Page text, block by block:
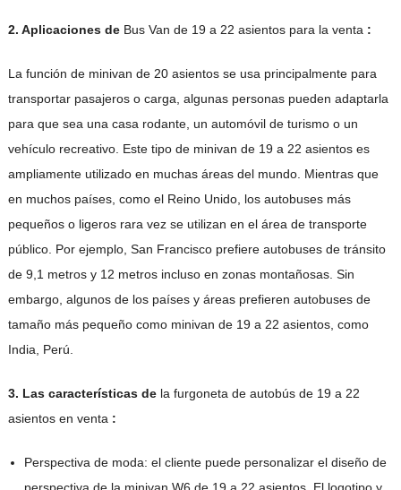
2. Aplicaciones deBus Van de 19 a 22 asientos para la venta :
La función de minivan de 20 asientos se usa principalmente para
transportar pasajeros o carga, algunas personas pueden adaptarla
para que sea una casa rodante, un automóvil de turismo o un
vehículo recreativo. Este tipo de minivan de 19 a 22 asientos es
ampliamente utilizado en muchas áreas del mundo. Mientras que
en muchos países, como el Reino Unido, los autobuses más
pequeños o ligeros rara vez se utilizan en el área de transporte
público. Por ejemplo, San Francisco prefiere autobuses de tránsito
de 9,1 metros y 12 metros incluso en zonas montañosas. Sin
embargo, algunos de los países y áreas prefieren autobuses de
tamaño más pequeño como minivan de 19 a 22 asientos, como
India, Perú.
3. Las características dela furgoneta de autobús de 19 a 22
asientos en venta :
Perspectiva de moda: el cliente puede personalizar el diseño de
perspectiva de la minivan W6 de 19 a 22 asientos. El logotipo y